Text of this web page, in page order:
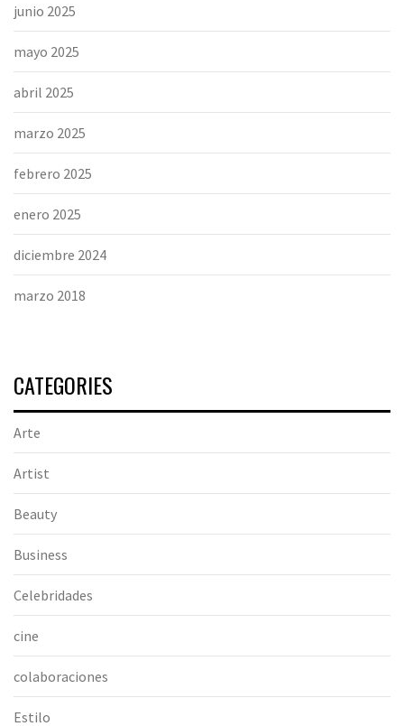
junio 2025
mayo 2025
abril 2025
marzo 2025
febrero 2025
enero 2025
diciembre 2024
marzo 2018
CATEGORIES
Arte
Artist
Beauty
Business
Celebridades
cine
colaboraciones
Estilo